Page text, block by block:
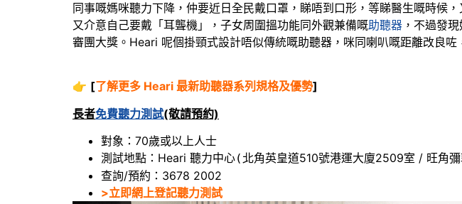
同事嘅媽咪聽力下降，仲要近日全民戴口罩，睇唔到口形，等睇醫生嘅時候
又介意自己要戴「耳聾機」，子女周圍搵功能同外觀兼備嘅助聽器 ，不過發
審團大獎。Heari 呢個掛頸式設計唔似傳統嘅助聽器，咪同喇叭嘅距離改良
👉 [了解更多 Heari 最新助聽器系列規格及優勢]
長者免費聽力測試(敬請預約)
對象：70歲或以上人士
測試地點：Heari 聽力中心( 北角英皇道510號港運大廈2509室 / 旺角
查詢/預約：3678 2002
>立即網上登記聽力測試